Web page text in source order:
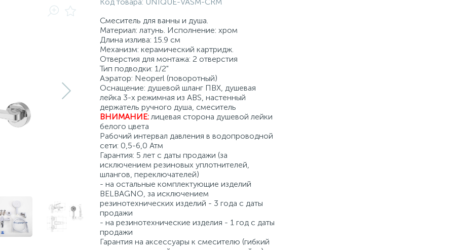
Смеситель для ванны и душа.
Материал: латунь. Исполнение: хром
Длина излива: 15.9 см
Механизм: керамический картридж.
Отверстия для монтажа: 2 отверстия
Тип подводки: 1/2"
Аэратор: Neoperl (поворотный)
Оснащение: душевой шланг ПВХ, душевая
лейка 3-х режимная из ABS, настенный
держатель ручного душа, смеситель
ВНИМАНИЕ: лицевая сторона душевой лейки
белого цвета
Рабочий интервал давления в водопроводной
сети: 0,5-6,0 Атм
Гарантия: 5 лет с даты продажи (за
исключением резиновых уплотнителей,
шлангов, переключателей)
- на остальные комплектующие изделий
BELBAGNO, за исключением
резинотехнических изделий - 3 года с даты
продажи
- на резинотехнические изделия - 1 год с даты
продажи
Гарантия на аксессуары к смесителю (гибкий